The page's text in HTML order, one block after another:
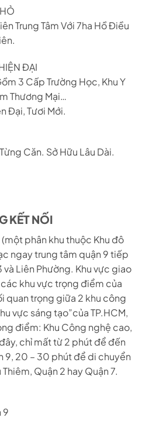
Trung Tâm Với 7ha Hồ Điều
ĐẠI
3 Cấp Trường Học, Khu Y
Thương Mại…
Đại, Tươi Mới.
Căn. Sở Hữu Lâu Dài.
KẾT NỐI
phân khu thuộc Khu đô
ngay trung tâm quận 9 tiếp
Liên Phường. Khu vực giao
khu vực trọng điểm của
quan trọng giữa 2 khu công
vực sáng tạo”của TP.HCM,
điểm: Khu Công nghệ cao,
chỉ mất từ 2 phút để đến
9, 20 – 30 phút để di chuyển
Quận 2 hay Quận 7.
9